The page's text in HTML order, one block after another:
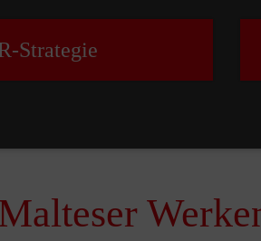
Strategie